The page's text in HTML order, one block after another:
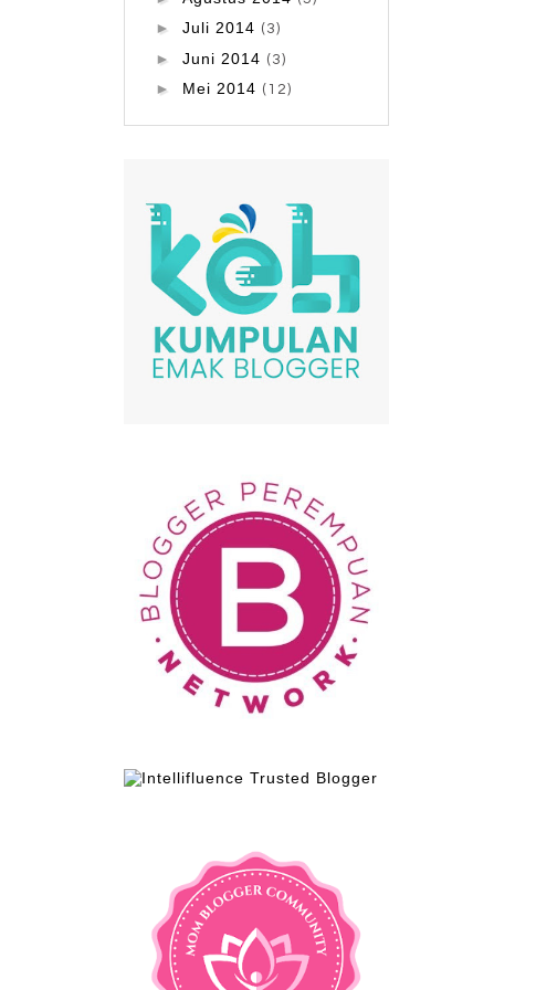
► Juli 2014 (3)
► Juni 2014 (3)
► Mei 2014 (12)